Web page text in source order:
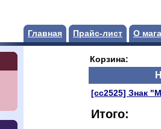
Главная Прайс-лист О
Корзина:
[сс2525] Знак
Итого: